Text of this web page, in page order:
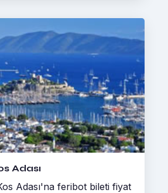
Adası
Adası'na feribot bileti fiyat